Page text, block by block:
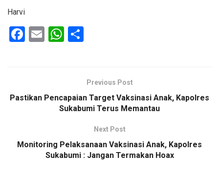
Harvi
F
o
E
W
A
p
ePrevious Post
Pastikan Pencapaian Target Vaksinasi Anak, Kapolres
Sukabumi Terus Memantau
Next Post
Monitoring Pelaksanaan Vaksinasi Anak, Kapolres
Sukabumi : Jangan Termakan Hoax